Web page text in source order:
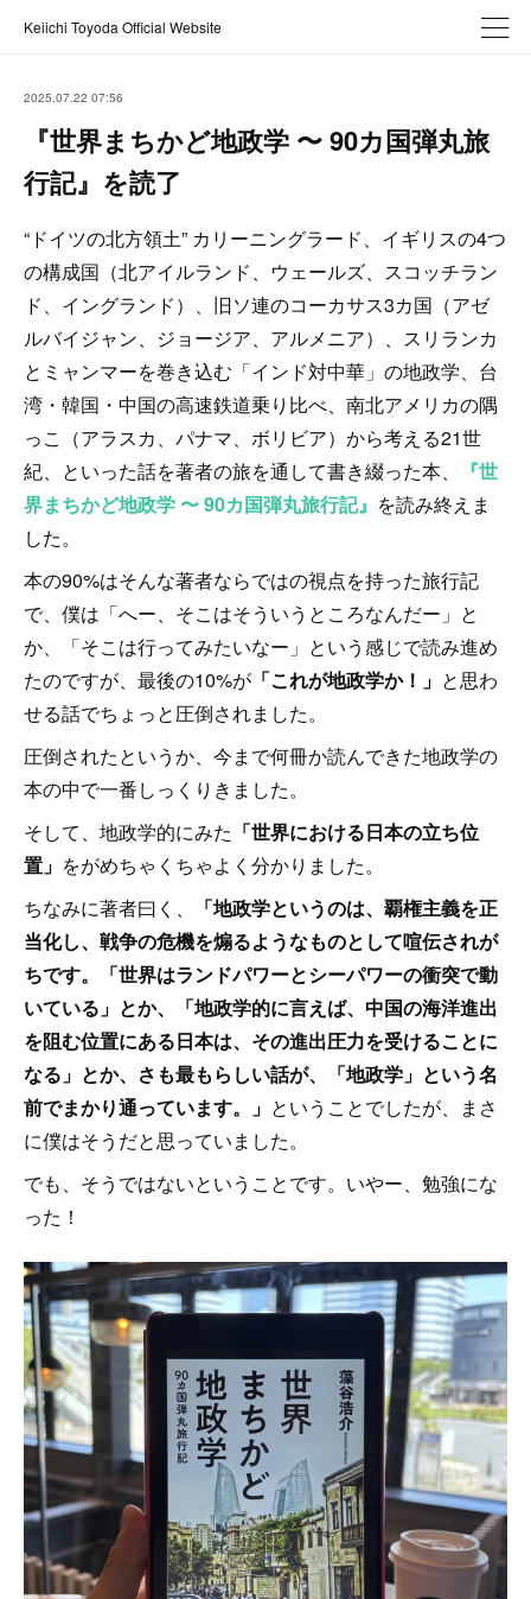
Keiichi Toyoda Official Website
2025.07.22 07:56
『世界まちかど地政学 〜 90カ国弾丸旅
行記』を読了
“ドイツの北方領土” カリーニングラード、イギリスの4つ
の構成国（北アイルランド、ウェールズ、スコッチラン
ド、イングランド）、旧ソ連のコーカサス3カ国（アゼ
ルバイジャン、ジョージア、アルメニア）、スリランカ
とミャンマーを巻き込む「インド対中華」の地政学、台
湾・韓国・中国の高速鉄道乗り比べ、南北アメリカの隅
っこ（アラスカ、パナマ、ボリビア）から考える21世
紀、といった話を著者の旅を通して書き綴った本、
『世
界まちかど地政学 〜 90カ国弾丸旅行記』 を読み終えま
した。
本の90%はそんな著者ならではの視点を持った旅行記
で、僕は「へー、そこはそういうところなんだー」と
か、「そこは行ってみたいなー」という感じで読み進め
たのですが、最後の10%が 「これが地政学か！」 と思わ
せる話でちょっと圧倒されました。
圧倒されたというか、今まで何冊か読んできた地政学の
本の中で一番しっくりきました。
そして、地政学的にみた 「世界における日本の立ち位
置」 をがめちゃくちゃよく分かりました。
ちなみに著者曰く、
「地政学というのは、覇権主義を正
当化し、戦争の危機を煽るようなものとして喧伝されが
ちです。「世界はランドパワーとシーパワーの衝突で動
いている」とか、「地政学的に言えば、中国の海洋進出
を阻む位置にある日本は、その進出圧力を受けることに
なる」とか、さも最もらしい話が、「地政学」という名
前でまかり通っています。」 ということでしたが、まさ
に僕はそうだと思っていました。
でも、そうではないということです。いやー、勉強にな
った！